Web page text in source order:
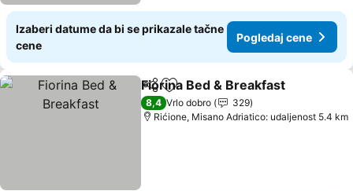
Izaberi datume da bi se prikazale tačne
cene
Pogledaj cene
Deli Dodati u favorite
Fiorina Bed & Breakfast
8,4 Vrlo dobro
329
Rićione, Misano Adriatico: udaljenost 5.4 km